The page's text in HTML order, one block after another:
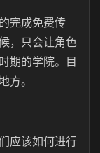
完成免费传
，只会让角色
期的学院。目
方。
应该如何进行